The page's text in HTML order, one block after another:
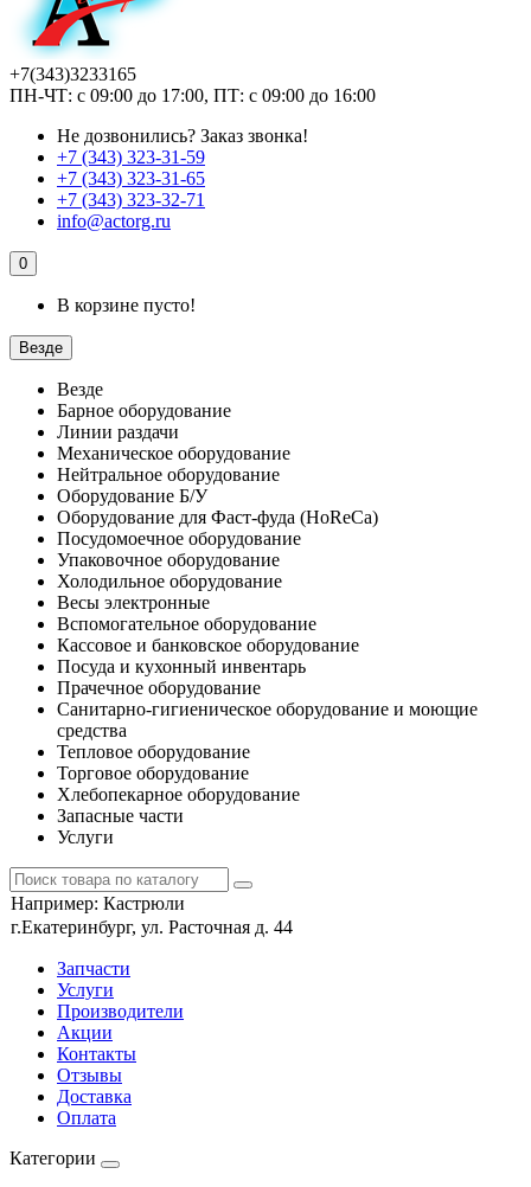
+7(343)3233165
ПН-ЧТ: с 09:00 до 17:00, ПТ: с 09:00 до 16:00
Не дозвонились? Заказ звонка!
+7 (343) 323-31-59
+7 (343) 323-31-65
+7 (343) 323-32-71
info@actorg.ru
0
В корзине пусто!
Везде
Везде
Барное оборудование
Линии раздачи
Механическое оборудование
Нейтральное оборудование
Оборудование Б/У
Оборудование для Фаст-фуда (HoReCa)
Посудомоечное оборудование
Упаковочное оборудование
Холодильное оборудование
Весы электронные
Вспомогательное оборудование
Кассовое и банковское оборудование
Посуда и кухонный инвентарь
Прачечное оборудование
Санитарно-гигиеническое оборудование и моющие
средства
Тепловое оборудование
Торговое оборудование
Хлебопекарное оборудование
Запасные части
Услуги
Например: Кастрюли
г.Екатеринбург, ул. Расточная д. 44
Запчасти
Услуги
Производители
Акции
Контакты
Отзывы
Доставка
Оплата
Категории